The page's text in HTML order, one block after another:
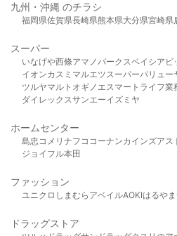
九州・沖縄 のチラシ
福岡県佐賀県長崎県熊本県大分県宮崎県
スーパー
いなげや西條アマノパークスベイシア ビ
イオンカスミ マルエツスーパーバリュー
ツルヤマルト オギノ エスマート ライフ業
ダイレックスサンエーイズミヤ
ホームセンター
島忠 コメリ ナフコ コーナンカインズアス
ジョイフル本田
ファッション
ユニクロ しまむら アベイルAOKIはるやま
ドラッグストア